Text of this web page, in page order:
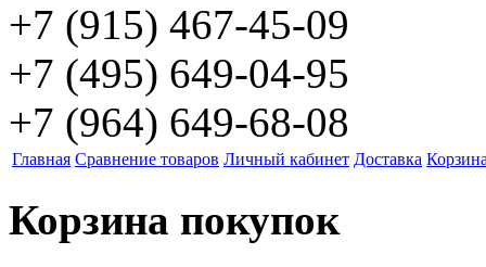
+7 (915) 467-45-09
+7 (495) 649-04-95
+7 (964) 649-68-08
Главная Сравнение товаров Личный кабинет Доставка
Корзина покупок